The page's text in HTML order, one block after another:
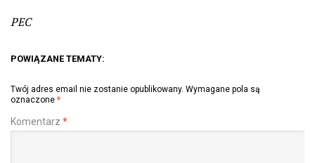
PEC
POWIĄZANE TEMATY:
Twój adres email nie zostanie opublikowany. Wymagane pola są
oznaczone *
Komentarz *